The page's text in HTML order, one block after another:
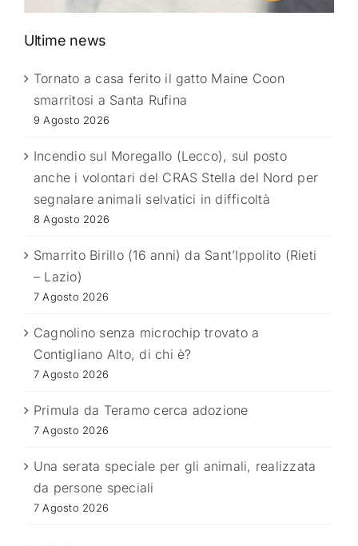
Ultime news
Tornato a casa ferito il gatto Maine Coon
smarritosi a Santa Rufina
9 Agosto 2026
Incendio sul Moregallo (Lecco), sul posto
anche i volontari del CRAS Stella del Nord per
segnalare animali selvatici in difficoltà
8 Agosto 2026
Smarrito Birillo (16 anni) da Sant’Ippolito (Rieti
– Lazio)
7 Agosto 2026
Cagnolino senza microchip trovato a
Contigliano Alto, di chi è?
7 Agosto 2026
Primula da Teramo cerca adozione
7 Agosto 2026
Una serata speciale per gli animali, realizzata
da persone speciali
7 Agosto 2026